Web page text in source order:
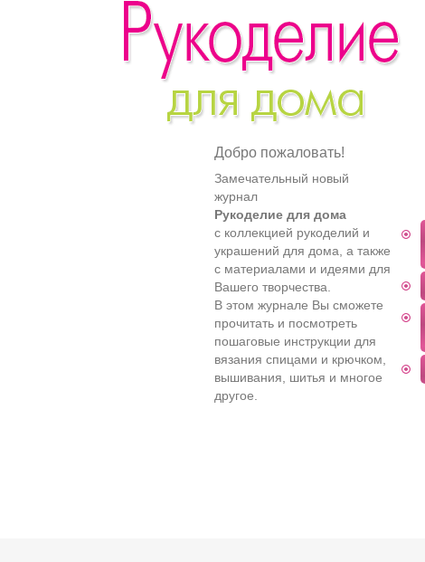
Добро пожаловать!
Замечательный новый
журнал
Рукоделие для дома
с коллекцией рукоделий и
украшений для дома, а также
с материалами и идеями для
Вашего творчества.
В этом журнале Вы сможете
прочитать и посмотреть
пошаговые инструкции для
вязания спицами и крючком,
вышивания, шитья и многое
другое.